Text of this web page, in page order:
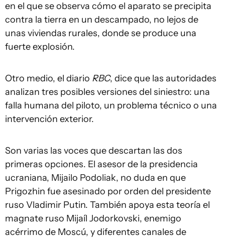
en el que se observa cómo el aparato se precipita
contra la tierra en un descampado, no lejos de
unas viviendas rurales, donde se produce una
fuerte explosión.
Otro medio, el diario RBC, dice que las autoridades
analizan tres posibles versiones del siniestro: una
falla humana del piloto, un problema técnico o una
intervención exterior.
Son varias las voces que descartan las dos
primeras opciones. El asesor de la presidencia
ucraniana, Mijailo Podoliak, no duda en que
Prigozhin fue asesinado por orden del presidente
ruso Vladimir Putin. También apoya esta teoría el
magnate ruso Mijaíl Jodorkovski, enemigo
acérrimo de Moscú, y diferentes canales de